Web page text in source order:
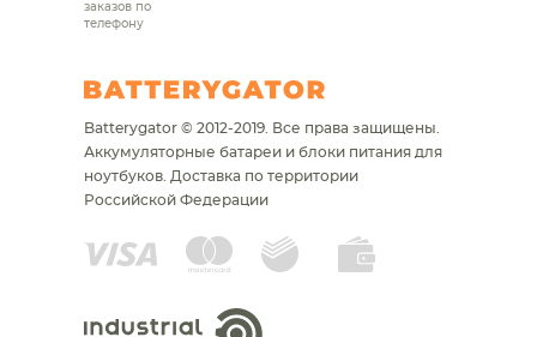
заказов по
телефону
Batterygator © 2012-2019. Все права защищены.
Аккумуляторные батареи и блоки питания для
ноутбуков. Доставка по территории
Российской Федерации